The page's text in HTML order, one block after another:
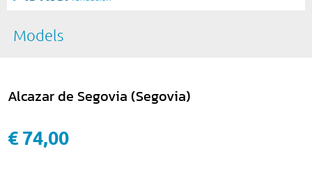
Models
Alcazar de Segovia (Segovia)
€ 74,00